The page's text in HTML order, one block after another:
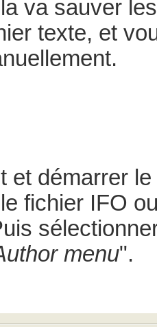
va sauver
texte, et
et démarrer
fichier IFO
menu".